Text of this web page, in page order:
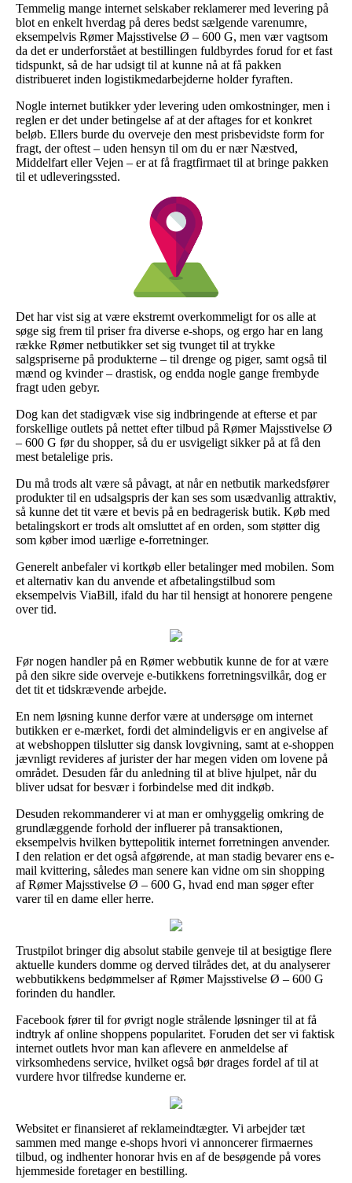
Temmelig mange internet selskaber reklamerer med levering på
blot en enkelt hverdag på deres bedst sælgende varenumre,
eksempelvis Rømer Majsstivelse Ø – 600 G, men vær vagtsom
da det er underforstået at bestillingen fuldbyrdes forud for et fast
tidspunkt, så de har udsigt til at kunne nå at få pakken
distribueret inden logistikmedarbejderne holder fyraften.
Nogle internet butikker yder levering uden omkostninger, men i
reglen er det under betingelse af at der aftages for et konkret
beløb. Ellers burde du overveje den mest prisbevidste form for
fragt, der oftest – uden hensyn til om du er nær Næstved,
Middelfart eller Vejen – er at få fragtfirmaet til at bringe pakken
til et udleveringssted.
Det har vist sig at være ekstremt overkommeligt for os alle at
søge sig frem til priser fra diverse e-shops, og ergo har en lang
række Rømer netbutikker set sig tvunget til at trykke
salgspriserne på produkterne – til drenge og piger, samt også til
mænd og kvinder – drastisk, og endda nogle gange frembyde
fragt uden gebyr.
Dog kan det stadigvæk vise sig indbringende at efterse et par
forskellige outlets på nettet efter tilbud på Rømer Majsstivelse Ø
– 600 G før du shopper, så du er usvigeligt sikker på at få den
mest betalelige pris.
Du må trods alt være så påvagt, at når en netbutik markedsfører
produkter til en udsalgspris der kan ses som usædvanlig attraktiv,
så kunne det tit være et bevis på en bedragerisk butik. Køb med
betalingskort er trods alt omsluttet af en orden, som støtter dig
som køber imod uærlige e-forretninger.
Generelt anbefaler vi kortkøb eller betalinger med mobilen. Som
et alternativ kan du anvende et afbetalingstilbud som
eksempelvis ViaBill, ifald du har til hensigt at honorere pengene
over tid.
Før nogen handler på en Rømer webbutik kunne de for at være
på den sikre side overveje e-butikkens forretningsvilkår, dog er
det tit et tidskrævende arbejde.
En nem løsning kunne derfor være at undersøge om internet
butikken er e-mærket, fordi det almindeligvis er en angivelse af
at webshoppen tilslutter sig dansk lovgivning, samt at e-shoppen
jævnligt revideres af jurister der har megen viden om lovene på
området. Desuden får du anledning til at blive hjulpet, når du
bliver udsat for besvær i forbindelse med dit indkøb.
Desuden rekommanderer vi at man er omhyggelig omkring de
grundlæggende forhold der influerer på transaktionen,
eksempelvis hvilken byttepolitik internet forretningen anvender.
I den relation er det også afgørende, at man stadig bevarer ens e-
mail kvittering, således man senere kan vidne om sin shopping
af Rømer Majsstivelse Ø – 600 G, hvad end man søger efter
varer til en dame eller herre.
Trustpilot bringer dig absolut stabile genveje til at besigtige flere
aktuelle kunders domme og derved tilrådes det, at du analyserer
webbutikkens bedømmelser af Rømer Majsstivelse Ø – 600 G
forinden du handler.
Facebook fører til for øvrigt nogle strålende løsninger til at få
indtryk af online shoppens popularitet. Foruden det ser vi faktisk
internet outlets hvor man kan aflevere en anmeldelse af
virksomhedens service, hvilket også bør drages fordel af til at
vurdere hvor tilfredse kunderne er.
Websitet er finansieret af reklameindtægter. Vi arbejder tæt
sammen med mange e-shops hvori vi annoncerer firmaernes
tilbud, og indhenter honorar hvis en af de besøgende på vores
hjemmeside foretager en bestilling.